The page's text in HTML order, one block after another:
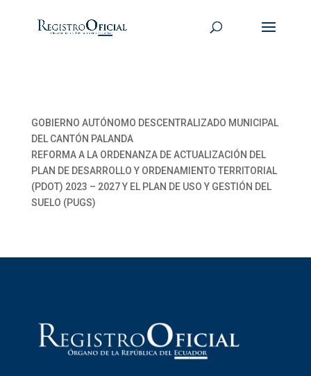
GOBIERNO AUTÓNOMO DESCENTRALIZADO MUNICIPAL
DEL CANTÓN PALANDA
REFORMA A LA ORDENANZA DE ACTUALIZACIÓN DEL
PLAN DE DESARROLLO Y ORDENAMIENTO TERRITORIAL
(PDOT) 2023 – 2027 Y EL PLAN DE USO Y GESTIÓN DEL
SUELO (PUGS)